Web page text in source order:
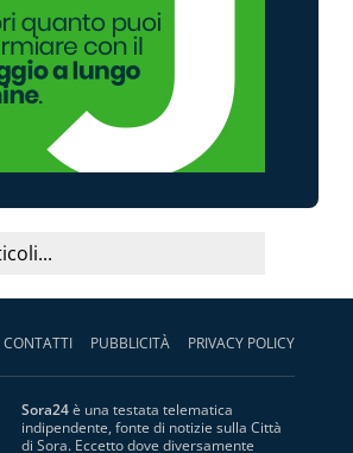
CONTATTI PUBBLICITÀ PRIVACY POLICY
Sora24è una testata telematica
indipendente, fonte di notizie sulla Città
di Sora. Eccetto dove diversamente